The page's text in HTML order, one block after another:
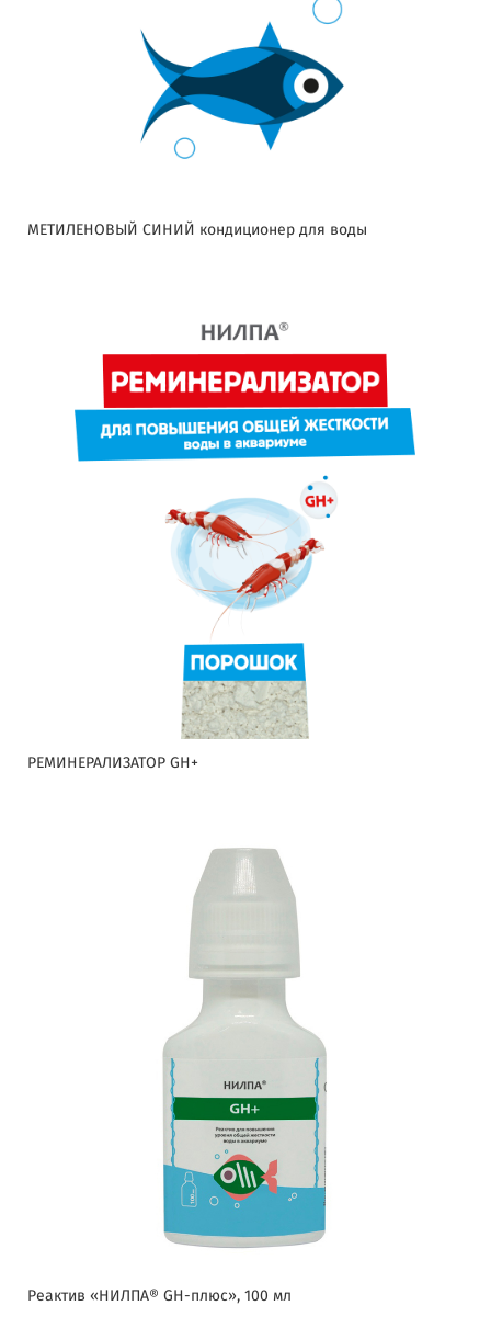
МЕТИЛЕНОВЫЙ СИНИЙ кондиционер для воды
РЕМИНЕРАЛИЗАТОР GH+
Реактив «НИЛПА® GH-плюс», 100 мл